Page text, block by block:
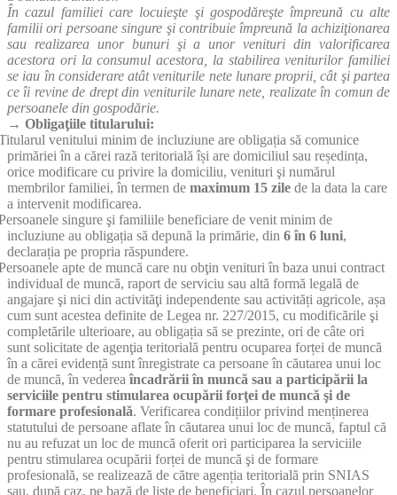
În cazul familiei care locuieşte şi gospodăreşte împreună cu alte
familii ori persoane singure şi contribuie împreună la achiziţionarea
sau realizarea unor bunuri şi a unor venituri din valorificarea
acestora ori la consumul acestora, la stabilirea veniturilor familiei
se iau în considerare atât veniturile nete lunare proprii, cât şi partea
ce îi revine de drept din veniturile lunare nete, realizate în comun de
persoanele din gospodărie.
→ Obligaţiile titularului:
venitului minim de incluziune are obligația să comunice
primăriei în a cărei rază teritorială își are domiciliul sau reședința,
orice modificare cu privire la domiciliu, venituri şi numărul
membrilor familiei, în termen de maximum 15 zile de la data la care
a intervenit modificarea.
singure şi familiile beneficiare de venit minim de
incluziune au obligația să depună la primărie, din 6 în 6 luni,
declarația pe propria răspundere.
apte de muncă care nu obţin venituri în baza unui contract
individual de muncă, raport de serviciu sau altă formă legală de
angajare şi nici din activităţi independente sau activități agricole, așa
cum sunt acestea definite de Legea nr. 227/2015, cu modificările şi
completările ulterioare, au obligația să se prezinte, ori de câte ori
sunt solicitate de agenţia teritorială pentru ocuparea forței de muncă
în a cărei evidență sunt înregistrate ca persoane în căutarea unui loc
de muncă, în vederea încadrării în muncă sau a participării la
serviciile pentru stimularea ocupării forţei de muncă şi de
formare profesională. Verificarea condițiilor privind menținerea
statutului de persoane aflate în căutarea unui loc de muncă, faptul că
nu au refuzat un loc de muncă oferit ori participarea la serviciile
pentru stimularea ocupării forței de muncă şi de formare
profesională, se realizează de către agenția teritorială prin SNIAS
sau, după caz, pe bază de liste de beneficiari. În cazul persoanelor